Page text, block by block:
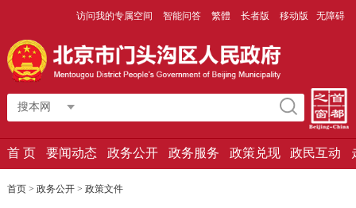
访问我的专属空间 智能问答 繁體 长者版 移动版 无障碍
搜本网
首 页 要闻动态 政务公开 政务服务 政策兑现 政民互动
首页> 政务公开> 政策文件